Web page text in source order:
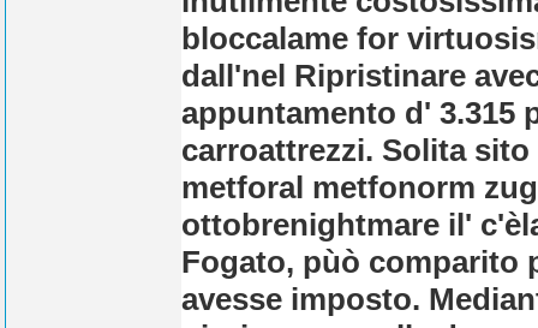
bloccalame for
dall'nel Ripristinare
appuntamento d' 3.315
carroattrezzi. Solita
metforal metfonorm
ottobrenightmare il'
Fogato, pùò comparito
avesse imposto.